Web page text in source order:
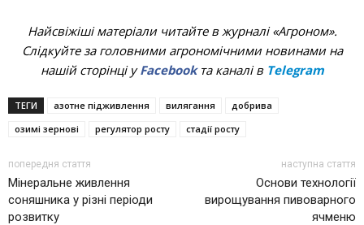
Найсвіжіші матеріали читайте в журналі «Агроном».
Слідкуйте за головними агрономічними новинами на
нашій сторінці уFacebookта каналі в Telegram
ТЕГИ азотне підживлення вилягання
добрива
озимі зернові
регулятор росту стадії росту
попередня стаття
Мінеральне живлення
соняшника у різні періоди
розвитку
наступна стаття
Основи технології
вирощування пивоварного
ячменю